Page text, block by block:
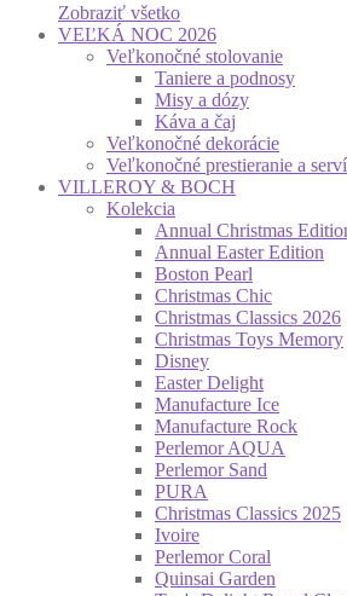
Zobraziť všetko
VEĽKÁ NOC 2026
Veľkonočné stolovanie
Taniere a podnosy
Misy a dózy
Káva a čaj
Veľkonočné dekorácie
Veľkonočné prestieranie a
VILLEROY & BOCH
Kolekcia
Annual Christmas
Annual Easter Edition
Boston Pearl
Christmas Chic
Christmas Classics 2026
Christmas Toys Memory
Disney
Easter Delight
Manufacture Ice
Manufacture Rock
Perlemor AQUA
Perlemor Sand
PURA
Christmas Classics 2025
Ivoire
Perlemor Coral
Quinsai Garden